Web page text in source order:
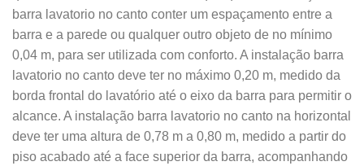
barra lavatorio no canto conter um espaçamento entre a
barra e a parede ou qualquer outro objeto de no mínimo
0,04 m, para ser utilizada com conforto. A instalação barra
lavatorio no canto deve ter no máximo 0,20 m, medido da
borda frontal do lavatório até o eixo da barra para permitir o
alcance. A instalação barra lavatorio no canto na horizontal
deve ter uma altura de 0,78 m a 0,80 m, medido a partir do
piso acabado até a face superior da barra, acompanhando